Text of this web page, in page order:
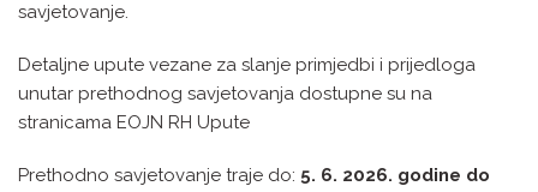
savjetovanje.
Detaljne upute vezane za slanje primjedbi i prijedloga
unutar prethodnog savjetovanja dostupne su na
stranicama EOJN RH Upute
Prethodno savjetovanje traje do: 5. 6. 2026. godine do